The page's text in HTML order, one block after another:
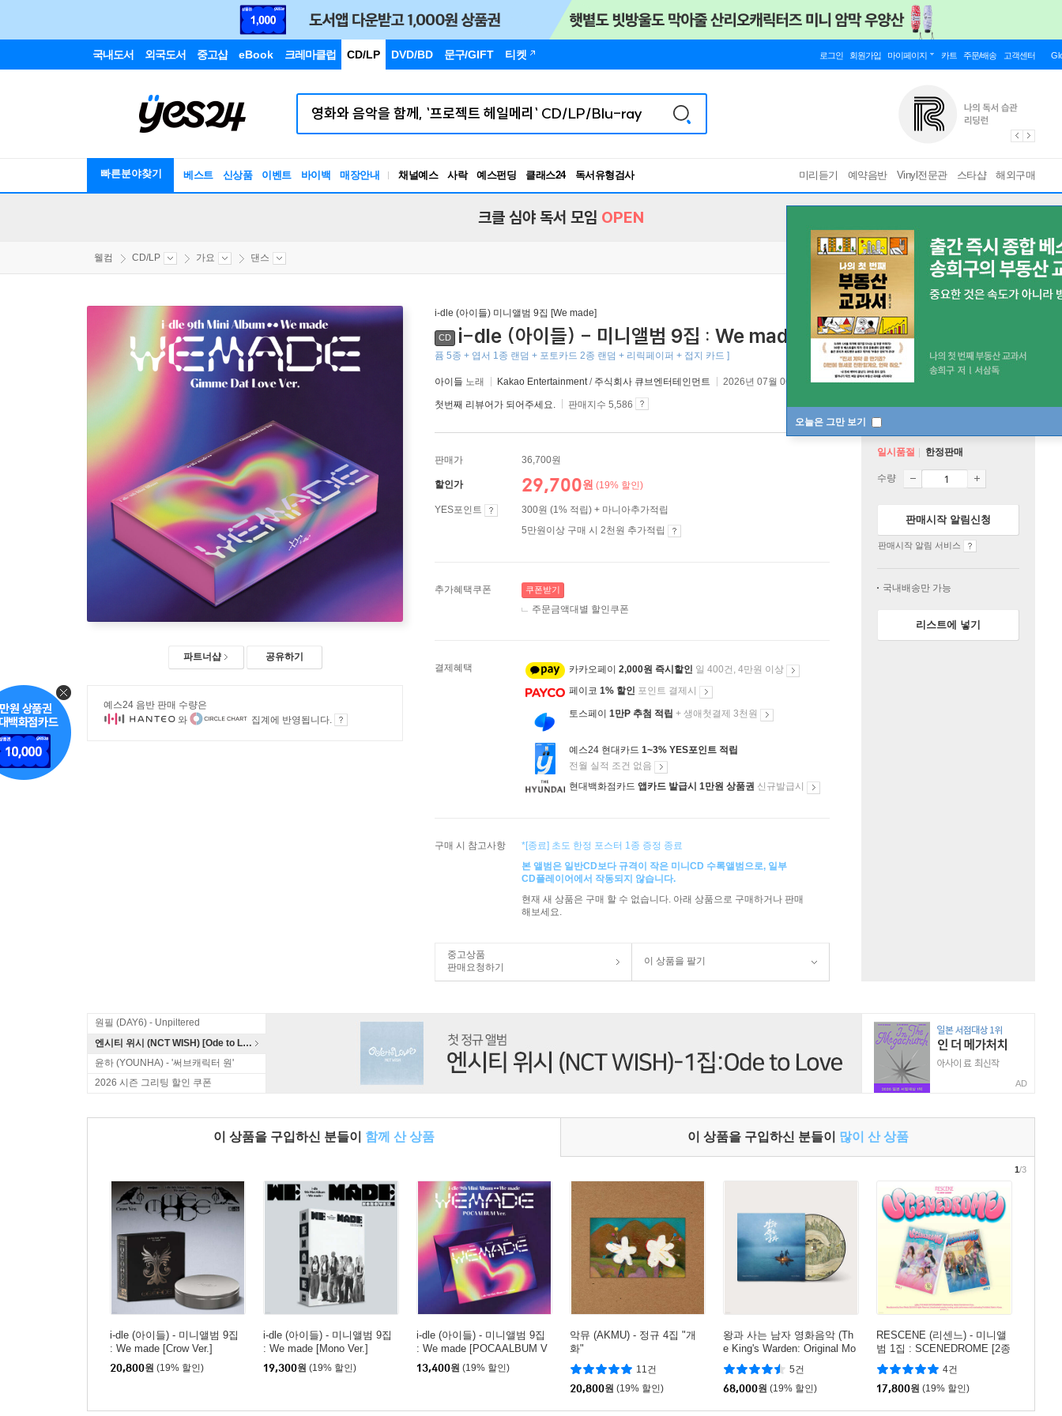
국내도서 외국도서 중고샵 eBook 크레마클럽 CD/LP DVD/BD 문구/GIFT 티켓 로그인 회원가입 마이페이지 카트 주문/배송 고객센터
빠른분야찾기 베스트 신상품 이벤트 바이백 매장안내 채널예스 사락 예스펀딩 클래스24
독서유형검사
RBTI Lab
미리듣기 예약음반 Vinyl전문관 스타샵 해외구매
오늘은 그만 보기
크클 심야 독서 모임 OPEN
웰컴 CD/LP 가요 댄스
파트너샵 공유하기
예스24 음반 판매 수량은
와
집계에 반영됩니다.
i-dle (아이들) 미니앨범 9집 [We made]
CD i-dle (아이들) - 미니앨범 9집 : We made [Gimme Dat Love Ver.]
퓸 5종 + 엽서 1종 랜덤 + 포토카드 2종 랜덤 + 리릭페이퍼 + 접지 카드 ]
아이들 노래 Kakao Entertainment/ 주식회사 큐브엔터테인먼트 2026년 07월 06일
첫번째 리뷰어가 되어주세요. 판매지수 5,586
판매가 36,700원
할인가 29,700원 (19% 할인)
YES포인트
300원 (1% 적립) + 마니아추가적립
5만원이상 구매 시 2천원 추가적립
추가혜택쿠폰 쿠폰받기
주문금액대별 할인쿠폰
결제혜택 카카오페이 2,000원 즉시할인 일 400건, 4만원 이상
페이코 1% 할인 포인트 결제시
토스페이 1만P 추첨 적립 + 생애첫결제 3천원
예스24 현대카드 1~3% YES포인트 적립
전월 실적 조건 없음
현대백화점카드 앱카드 발급시 1만원 상품권 신규발급시
구매 시 참고사항
*[종료] 초도 한정 포스터 1종 증정 종료
본 앨범은 일반CD보다 규격이 작은 미니CD 수록앨범으로, 일부
CD플레이어에서 작동되지 않습니다.
현재 새 상품은 구매 할 수 없습니다. 아래 상품으로 구매하거나 판매
해보세요.
중고상품
판매요청하기
이 상품을 팔기
일시품절 한정판매
수량
판매시작 알림신청
판매시작 알림 서비스
국내배송만 가능
리스트에 넣기
원필 (DAY6) - Unpiltered
엔시티 위시 (NCT WISH) [Ode to Love]
윤하 (YOUNHA) - '써브캐릭터 원'
2026 시즌 그리팅 할인 쿠폰
AD
이 상품을 구입하신 분들이 함께 산 상품 이 상품을 구입하신 분들이 많이 산 상품
i-dle (아이들) - 미니앨범 9집
: We made [Crow Ver.]
20,800원 (19% 할인)
i-dle (아이들) - 미니앨범 9집
: We made [Mono Ver.]
19,300원 (19% 할인)
i-dle (아이들) - 미니앨범 9집
: We made [POCAALBUM V
er.]
13,400원 (19% 할인)
악뮤 (AKMU) - 정규 4집 "개
화"
11건
20,800원 (19% 할인)
왕과 사는 남자 영화음악 (Th
e King's Warden: Original Mo
tion Picture Soundtrack Musi
c By 달파란) [픽쳐디스크 L
P]
5건
68,000원 (19% 할인)
RESCENE (리센느) - 미니앨
범 1집 : SCENEDROME [2종
중 1종 랜덤발송]
4건
17,800원 (19% 할인)
1/3